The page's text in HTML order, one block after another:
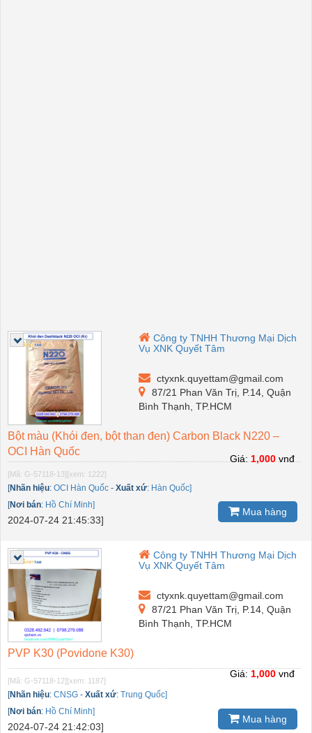
Công ty TNHH Thương Mại Dịch
Vụ XNK Quyết Tâm
ctyxnk.quyettam@gmail.com
87/21 Phan Văn Trị, P.14, Quận
Bình Thạnh, TP.HCM
Bột màu (Khói đen, bột than đen) Carbon Black N220 –
OCI Hàn Quốc
[Mã: G-57118-13][xem: 1222]
[Nhãn hiệu: OCI Hàn Quốc - Xuất xứ: Hàn Quốc]
[Nơi bán: Hồ Chí Minh]
2024-07-24 21:45:33]
Giá: 1,000 vnđ
Mua hàng
Công ty TNHH Thương Mại Dịch
Vụ XNK Quyết Tâm
ctyxnk.quyettam@gmail.com
87/21 Phan Văn Trị, P.14, Quận
Bình Thạnh, TP.HCM
PVP K30 (Povidone K30)
[Mã: G-57118-12][xem: 1187]
[Nhãn hiệu: CNSG - Xuất xứ: Trung Quốc]
[Nơi bán: Hồ Chí Minh]
2024-07-24 21:42:03]
Giá: 1,000 vnđ
Mua hàng